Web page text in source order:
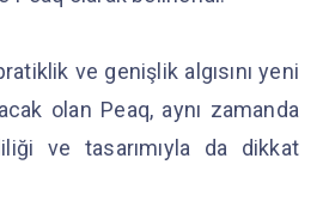
ve genişlik algısını yeni
olan Peaq, aynı zamanda
ve tasarımıyla da dikkat